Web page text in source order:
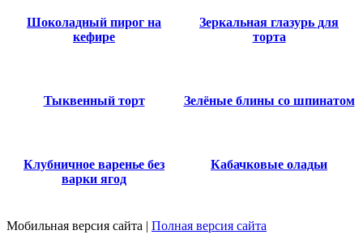
Шоколадный пирог на
кефире
Зеркальная глазурь для
торта
Тыквенный торт Зелёные блины со шпинатом
Клубничное варенье без
варки ягод
Кабачковые оладьи
Мобильная версия сайта | Полная версия сайта